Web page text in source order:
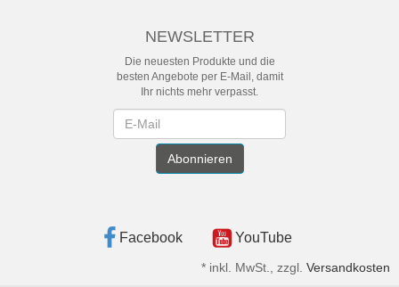
NEWSLETTER
Die neuesten Produkte und die
besten Angebote per E-Mail, damit
Ihr nichts mehr verpasst.
Abonnieren
Facebook YouTube
* inkl. MwSt., zzgl. Versandkosten